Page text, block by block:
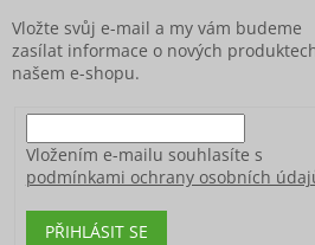
Vložte svůj e-mail a my vám budeme
zasílat informace o nových
našem e-shopu.
Vložením e-mailu souhlasíte s
podmínkami ochrany osobních
PŘIHLÁSIT SE